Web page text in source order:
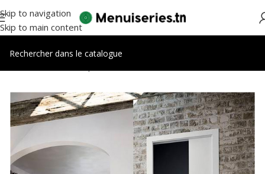
Skip to navigation
Skip to main content